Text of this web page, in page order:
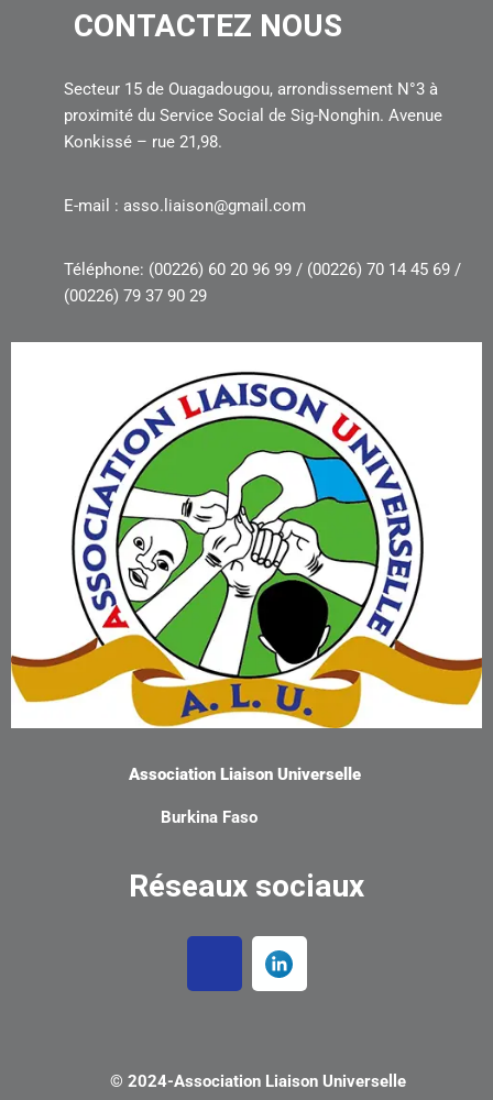
CONTACTEZ NOUS
Secteur 15 de Ouagadougou, arrondissement N°3 à
proximité du Service Social de Sig-Nonghin. Avenue
Konkissé – rue 21,98.
E-mail : asso.liaison@gmail.com
Téléphone: (00226) 60 20 96 99 / (00226) 70 14 45 69 /
(00226) 79 37 90 29
Association Liaison Universelle
Burkina Faso
Réseaux sociaux
© 2024-Association Liaison Universelle